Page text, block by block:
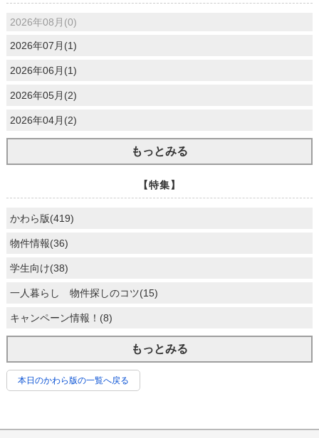
2026年08月(0)
2026年07月(1)
2026年06月(1)
2026年05月(2)
2026年04月(2)
もっとみる
【特集】
かわら版(419)
物件情報(36)
学生向け(38)
一人暮らし 物件探しのコツ(15)
キャンペーン情報！(8)
もっとみる
本日のかわら版の一覧へ戻る